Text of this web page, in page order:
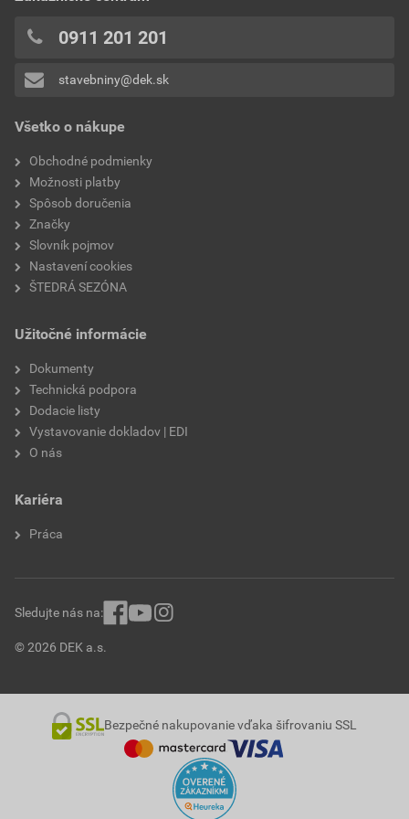
hrana
reakcia na oheň
faktor difúzneho odporu
značka
Pridávať hodnotenie môže iba prihlásený užívateľ.
Všetko o nákupe
Obchodné podmienky
Možnosti platby
Spôsob doručenia
Značky
Slovník pojmov
Nastavení cookies
ŠTEDRÁ SEZÓNA
Užitočné informácie
Dokumenty
Technická podpora
Dodacie listy
Vystavovanie dokladov | EDI
O nás
Kariéra
Práca
0911 201 201
stavebniny@dek.sk
© 2026 DEK a.s.
Sledujte nás na:
Bezpečné nakupovanie vďaka šifrovaniu SSL